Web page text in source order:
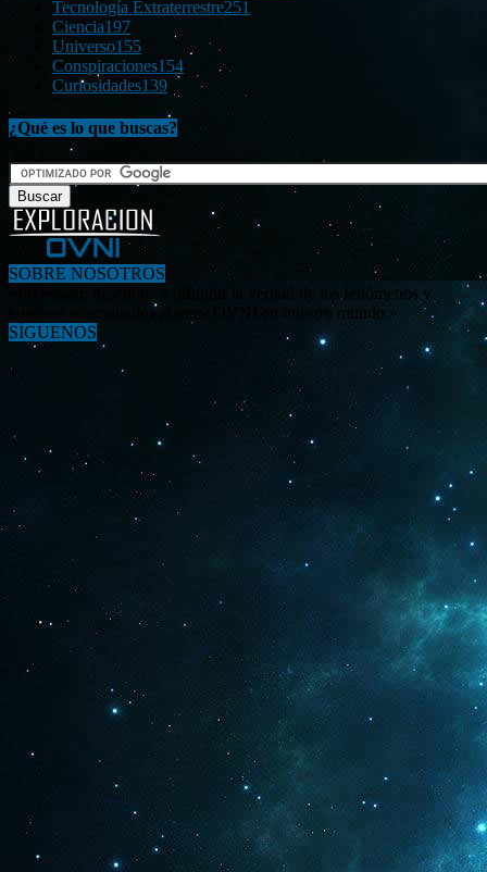
Tecnología Extraterrestre251
Ciencia197
Universo155
Conspiraciones154
Curiosidades139
¿Qué es lo que buscas?
SOBRE NOSOTROS
«Investigar, descubrir y difundir la verdad de los fenómenos y
enigmas relacionados al tema OVNI en nuestro mundo.»
SÍGUENOS